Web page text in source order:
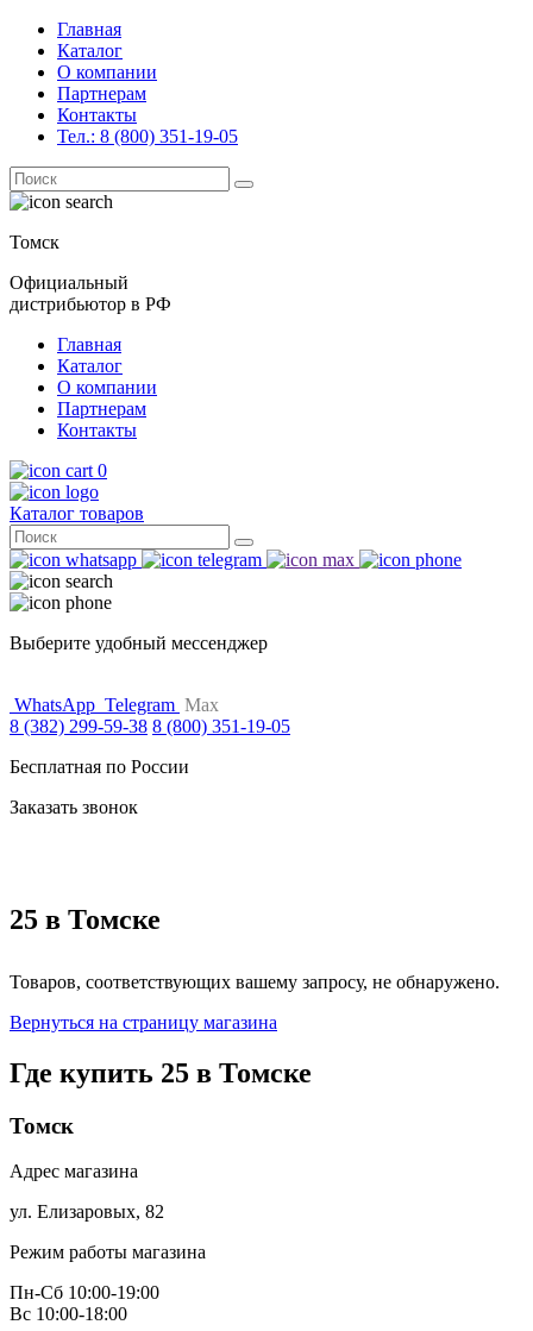
Главная
Каталог
О компании
Партнерам
Контакты
Тел.: 8 (800) 351-19-05
Поиск
for:
Томск
Официальный
дистрибьютор в РФ
Главная
Каталог
О компании
Партнерам
Контакты
0
Каталог товаров
Поиск
for:
Выберите удобный мессенджер
WhatsApp Telegram Max
8 (382) 299-59-38 8 (800) 351-19-05
Бесплатная по России
Заказать звонок
25 в Томске
Товаров, соответствующих вашему запросу, не обнаружено.
Вернуться на страницу магазина
Где купить 25 в Томске
Томск
Адрес магазина
ул. Елизаровых, 82
Режим работы магазина
Пн-Сб 10:00-19:00
Вс 10:00-18:00